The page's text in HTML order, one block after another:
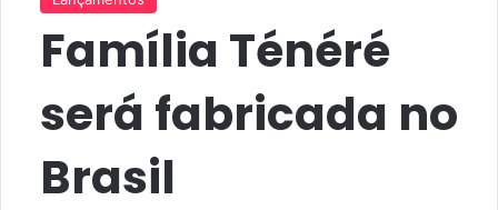
Família Ténéré
será fabricada no
Brasil